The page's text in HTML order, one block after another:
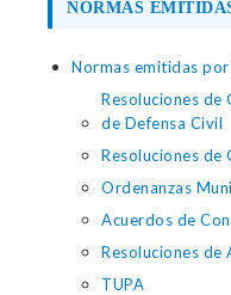
NORMAS
Normas emitidas
Resoluciones de
de Defensa Civil
Resoluciones de
Ordenanzas
Acuerdos de
Resoluciones de
TUPA